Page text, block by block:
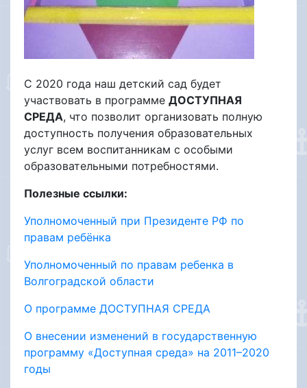
С 2020 года наш детский сад будет
участвовать в программе ДОСТУПНАЯ
СРЕДА, что позволит организовать полную
доступность получения образовательных
услуг всем воспитанникам с особыми
образовательными потребностями.
Полезные ссылки:
Уполномоченный при Президенте РФ по
правам ребёнка
Уполномоченный по правам ребенка в
Волгоградской области
О программе ДОСТУПНАЯ СРЕДА
О внесении изменений в государственную
программу «Доступная среда» на 2011–2020
годы